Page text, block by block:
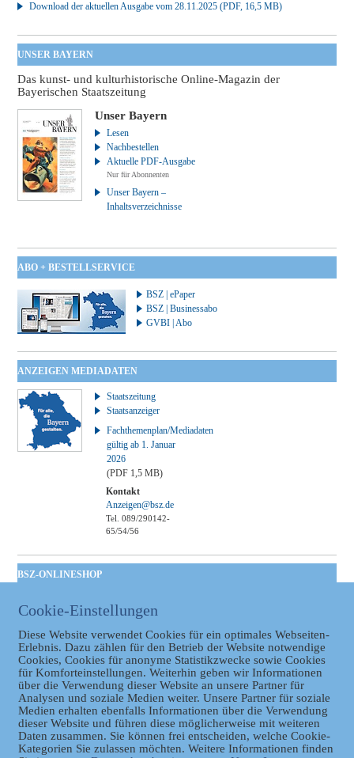
Download der aktuellen Ausgabe vom 28.11.2025 (PDF, 16,5 MB)
UNSER BAYERN
Das kunst- und kulturhistorische Online-Magazin der
Bayerischen Staatszeitung
Unser Bayern
Lesen
Nachbestellen
Aktuelle PDF-Ausgabe
Nur für Abonnenten
Unser Bayern –
Inhaltsverzeichnisse
ABO + BESTELLSERVICE
BSZ | ePaper
BSZ | Businessabo
GVBI | Abo
ANZEIGEN MEDIADATEN
Staatszeitung
Staatsanzeiger
Fachthemenplan/Mediadaten
gültig ab 1. Januar
2026
(PDF 1,5 MB)
Kontakt
Anzeigen@bsz.de
Tel. 089/290142-
65/54/56
BSZ-ONLINESHOP
Taschenbuch
GVBl | Einbanddecke
Datenschutz
Cookie-Einstellungen
Diese Website verwendet Cookies für ein optimales Webseiten-
Erlebnis. Dazu zählen für den Betrieb der Website notwendige
Cookies, Cookies für anonyme Statistikzwecke sowie Cookies
für Komforteinstellungen. Weiterhin geben wir Informationen
über die Verwendung dieser Website an unsere Partner für
Analysen und soziale Medien weiter. Unsere Partner für soziale
Medien erhalten ebenfalls Informationen über die Verwendung
dieser Website und führen diese möglicherweise mit weiteren
Daten zusammen. Sie können frei entscheiden, welche Cookie-
Kategorien Sie zulassen möchten. Weitere Informationen finden